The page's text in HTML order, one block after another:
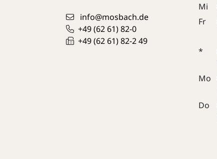
info@mosbach.de
+49 (6261) 82-0
+49 (6261) 82-249
Mi
Fr
*
Mo
Do